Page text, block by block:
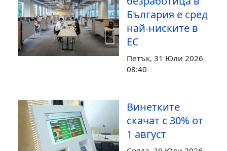
България е сред
най-ниските в
ЕС
Петък, 31 Юли 2026
08:40
Винетките
скачат с 30% от
1 август